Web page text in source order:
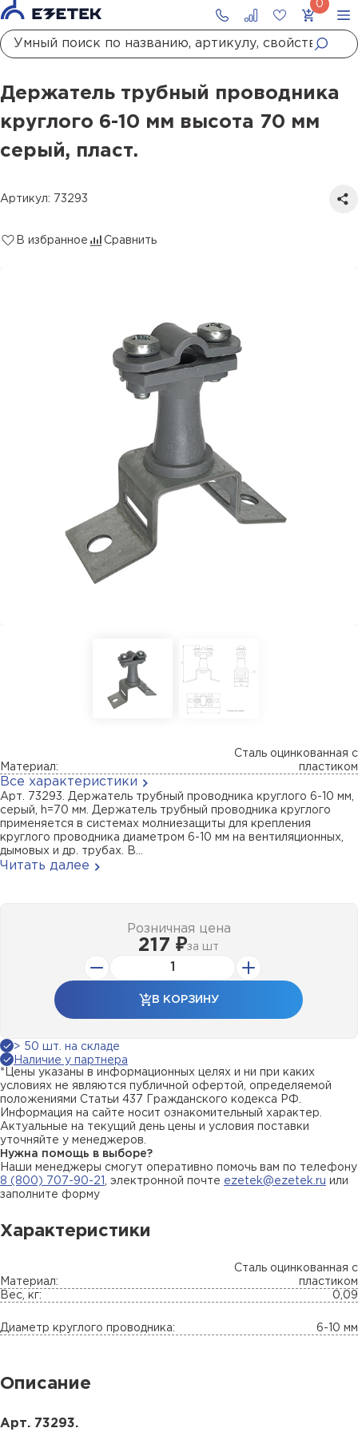
Держатели проводника
Держатель трубный проводника круглого 6-10 мм высота 70 мм серый, пласт.
Держатель трубный проводника
круглого 6-10 мм высота 70 мм
серый, пласт.
Артикул: 73293
В избранное Сравнить
Материал:
Сталь оцинкованная с
пластиком
Все характеристики
Арт. 73293. Держатель трубный проводника круглого 6-10 мм,
серый, h=70 мм. Держатель трубный проводника круглого
применяется в системах молниезащиты для крепления
круглого проводника диаметром 6-10 мм на вентиляционных,
дымовых и др. трубах. В...
Читать далее
Розничная цена
217 ₽за шт
В КОРЗИНУ
> 50 шт. на складе
Наличие у партнера
*Цены указаны в информационных целях и ни при каких
условиях не являются публичной офертой, определяемой
положениями Статьи 437 Гражданского кодекса РФ.
Информация на сайте носит ознакомительный характер.
Актуальные на текущий день цены и условия поставки
уточняйте у менеджеров.
Нужна помощь в выборе?
Наши менеджеры смогут оперативно помочь вам по телефону
8 (800) 707-90-21
, электронной почте ezetek@ezetek.ru или
заполните форму
Характеристики
Материал:
Сталь оцинкованная с
пластиком
Вес, кг:
0,09
Диаметр круглого проводника: 6-10 мм
Описание
Арт. 73293.